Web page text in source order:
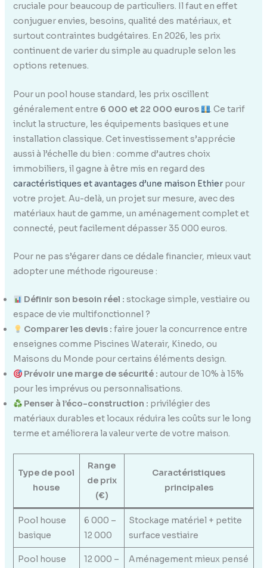
cruciale pour beaucoup de particuliers. Il faut en effet
conjuguer envies, besoins, qualité des matériaux, et
surtout contraintes budgétaires. En 2026, les prix
continuent de varier du simple au quadruple selon les
options retenues.
Pour un pool house standard, les prix oscillent
généralement entre 6 000 et 22 000 euros
. Ce tarif
inclut la structure, les équipements basiques et une
installation classique. Cet investissement s’apprécie
aussi à l’échelle du bien : comme d’autres choix
immobiliers, il gagne à être mis en regard des
caractéristiques et avantages d’une maison Ethierpour
votre projet. Au-delà, un projet sur mesure, avec des
matériaux haut de gamme, un aménagement complet et
connecté, peut facilement dépasser 35 000 euros.
Pour ne pas s’égarer dans ce dédale financier, mieux vaut
adopter une méthode rigoureuse :
Définir son besoin réel : stockage simple, vestiaire ou
espace de vie multifonctionnel ?
Comparer les devis : faire jouer la concurrence entre
enseignes comme Piscines Waterair, Kinedo, ou
Maisons du Monde pour certains éléments design.
Prévoir une marge de sécurité : autour de 10% à 15%
pour les imprévus ou personnalisations.
Penser à l’éco-construction : privilégier des
matériaux durables et locaux réduira les coûts sur le long
terme et améliorera la valeur verte de votre maison.
Type de pool
house
Range
de prix
(€)
Caractéristiques
principales
Pool house
basique
6 000 –
12 000
Stockage matériel + petite
surface vestiaire
Pool house
12 000 –
Aménagement mieux pensé